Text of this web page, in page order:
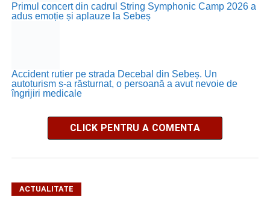
Primul concert din cadrul String Symphonic Camp 2026 a
adus emoție și aplauze la Sebeș
Accident rutier pe strada Decebal din Sebeș. Un
autoturism s-a răsturnat, o persoană a avut nevoie de
îngrijiri medicale
CLICK PENTRU A COMENTA
ACTUALITATE